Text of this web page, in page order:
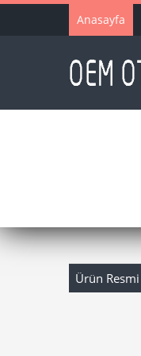
Anasayfa
Ürün Resmi